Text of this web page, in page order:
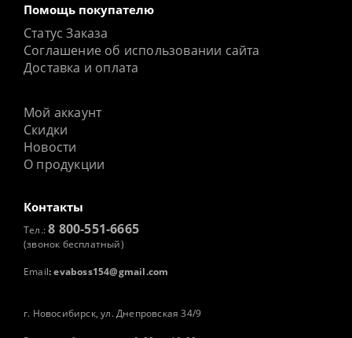
Помощь покупателю
Статус Заказа
Соглашение об использовании сайта
Доставка и оплата
Мой аккаунт
Скидки
Новости
О продукции
Контакты
Тел.:8 800-551-6665
(звонок бесплатный)
Email: evaboss154@gmail.com
г. Новосибирск, ул. Днепровская 34/9